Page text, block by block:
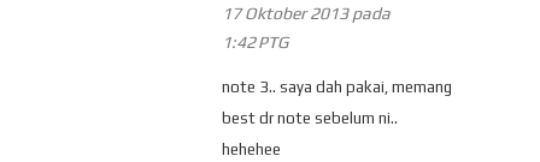
17 Oktober 2013 pada
1:42 PTG
note 3.. saya dah pakai, memang
best dr note sebelum ni..
hehehee